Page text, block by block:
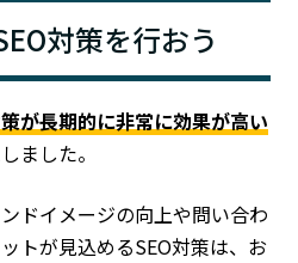
対策を行おう
が長期的に非常に効果が高い
ました。
ドイメージの向上や問い合わ
トが見込めるSEO対策は、お